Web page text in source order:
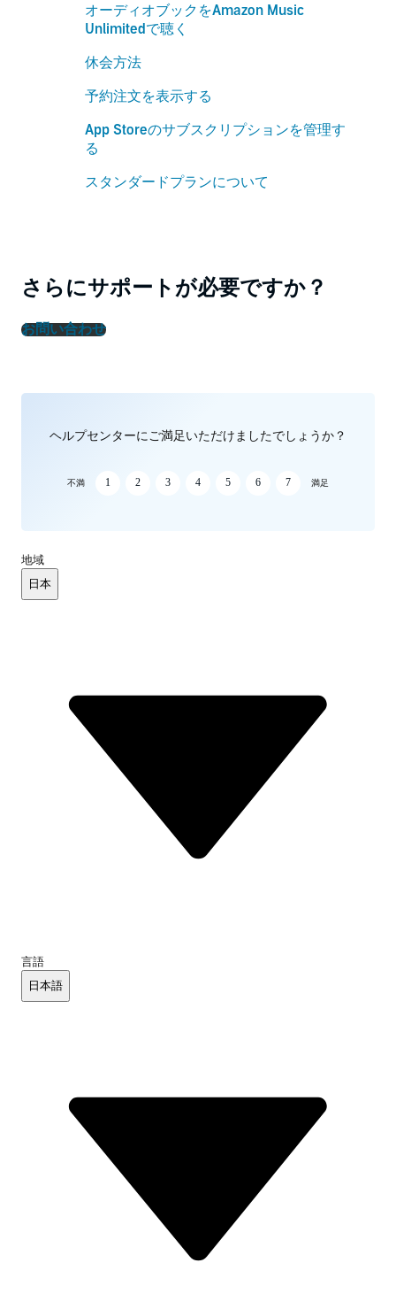
オーディオブックをAmazon Music
Unlimitedで聴く
休会方法
予約注文を表示する
App Storeのサブスクリプションを管理す
る
スタンダードプランについて
さらにサポートが必要ですか？
お問い合わせ
ヘルプセンターにご満足いただけましたでしょうか？
不満 1 2 3 4 5 6 7 満足
地域
日本
言語
日本語